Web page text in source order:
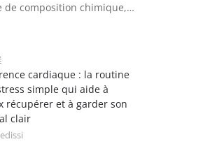
de composition chimique,…
cardiaque : la routine
simple qui aide à
récupérer et à garder son
clair